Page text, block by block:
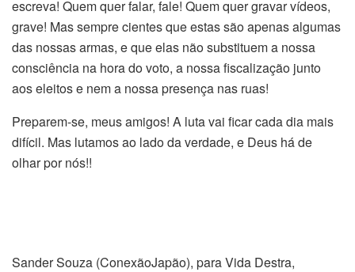
escreva! Quem quer falar, fale! Quem quer gravar vídeos,
grave! Mas sempre cientes que estas são apenas algumas
das nossas armas, e que elas não substituem a nossa
consciência na hora do voto, a nossa fiscalização junto
aos eleitos e nem a nossa presença nas ruas!
Preparem-se, meus amigos! A luta vai ficar cada dia mais
difícil. Mas lutamos ao lado da verdade, e Deus há de
olhar por nós!!
Sander Souza (ConexãoJapão), para Vida Destra,